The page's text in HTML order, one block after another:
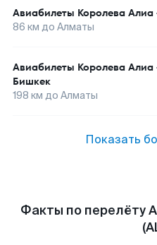
Авиабилеты Королева Алиа
86 км до Алматы
Авиабилеты Королева Алиа
Бишкек
198 км до Алматы
Показать
Факты по перелёту